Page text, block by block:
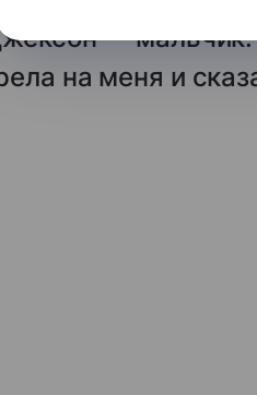
— мальчик.
на меня и